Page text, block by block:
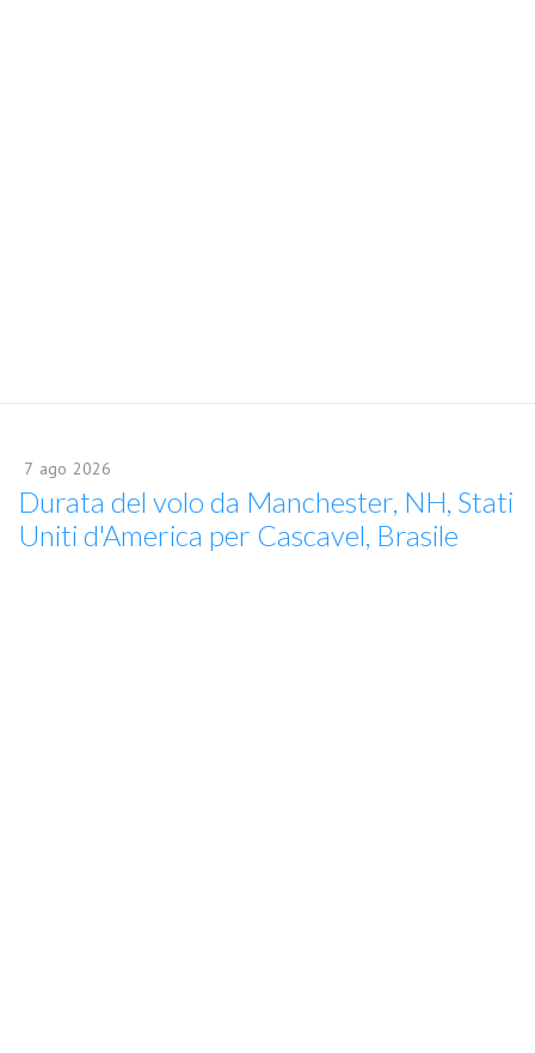
7 ago 2026
Durata del volo da Manchester, NH, Stati
Uniti d'America per Cascavel, Brasile